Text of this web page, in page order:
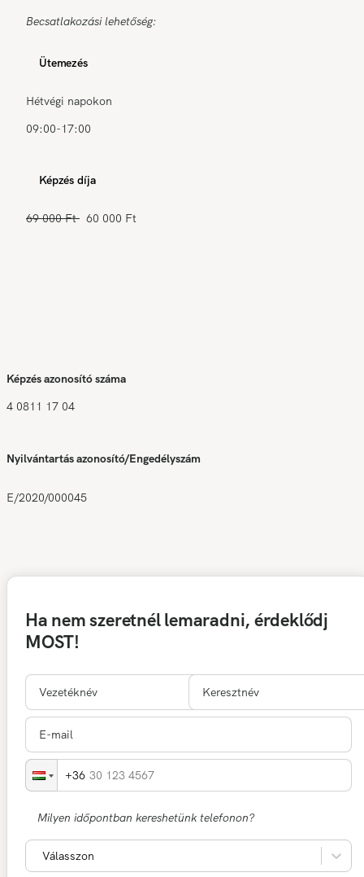
Becsatlakozási lehetőség:
Ütemezés
Hétvégi napokon
09:00-17:00
Képzés díja
69 000 Ft 60 000 Ft
Képzés azonosító száma
4 0811 17 04
Nyilvántartás azonosító/Engedélyszám
E/2020/000045
Ha nem szeretnél lemaradni, érdeklődj
MOST!
30 123 4567
Milyen időpontban kereshetünk telefonon?
Válasszon